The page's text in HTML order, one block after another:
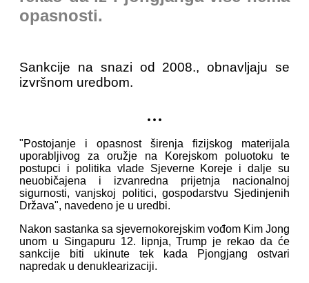
opasnosti.
Sankcije na snazi od 2008., obnavljaju se
izvršnom uredbom.
...
"Postojanje i opasnost širenja fizijskog materijala
uporabljivog za oružje na Korejskom poluotoku te
postupci i politika vlade Sjeverne Koreje i dalje su
neuobičajena i izvanredna prijetnja nacionalnoj
sigurnosti, vanjskoj politici, gospodarstvu Sjedinjenih
Država", navedeno je u uredbi.
Nakon sastanka sa sjevernokorejskim vođom Kim Jong
unom u Singapuru 12. lipnja, Trump je rekao da će
sankcije biti ukinute tek kada Pjongjang ostvari
napredak u denuklearizaciji.